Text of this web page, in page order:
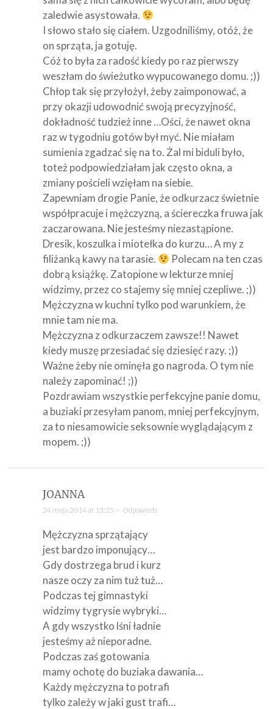
zaledwie asystowała.
I słowo stało się ciałem. Uzgodniliśmy, otóż, że
on sprząta, ja gotuję.
Cóż to była za radość kiedy po raz pierwszy
weszłam do świeżutko wypucowanego domu. ;))
Chłop tak się przyłożył, żeby zaimponować, a
przy okazji udowodnić swoją precyzyjność,
dokładność tudzież inne …Ości, że nawet okna
raz w tygodniu gotów był myć. Nie miałam
sumienia zgadzać się na to. Żal mi biduli było,
toteż podpowiedziałam jak często okna, a
zmiany pościeli wzięłam na siebie.
Zapewniam drogie Panie, że odkurzacz świetnie
współpracuje i mężczyzną, a ściereczka fruwa jak
zaczarowana. Nie jesteśmy niezastąpione.
Dresik, koszulka i miotełka do kurzu… A my z
filiżanką kawy na tarasie.
Polecam na ten czas
dobrą książkę. Zatopione w lekturze mniej
widzimy, przez co stajemy się mniej czepliwe. ;))
Mężczyzna w kuchni tylko pod warunkiem, że
mnie tam nie ma.
Mężczyzna z odkurzaczem zawsze!! Nawet
kiedy muszę przesiadać się dziesięć razy. ;))
Ważne żeby nie ominęła go nagroda. O tym nie
należy zapominać! ;))
Pozdrawiam wszystkie perfekcyjne panie domu,
a buziaki przesyłam panom, mniej perfekcyjnym,
za to niesamowicie seksownie wyglądającym z
mopem. ;))
JOANNA
24 maja 2014 at 13:25 — Odpowiedz
Mężczyzna sprzątający
jest bardzo imponujący…
Gdy dostrzega brud i kurz
nasze oczy za nim tuż tuż…
Podczas tej gimnastyki
widzimy tygrysie wybryki…
A gdy wszystko lśni ładnie
jesteśmy aż nieporadne.
Podczas zaś gotowania
mamy ochotę do buziaka dawania…
Każdy mężczyzna to potrafi
tylko zależy w jaki gust trafi…